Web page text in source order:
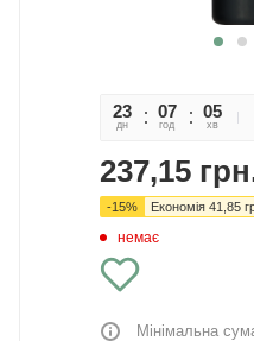
23
дн
07
год
05
хв
237,15
-15% Економія 41,85
немає
Мінімальна